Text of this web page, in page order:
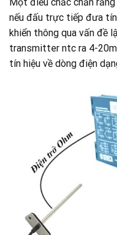
Một điều chắc chắn
nếu đấu trực tiếp đưa
khiển thông qua vấn đề
transmitter ntc ra 4-
tín hiệu về dòng điện